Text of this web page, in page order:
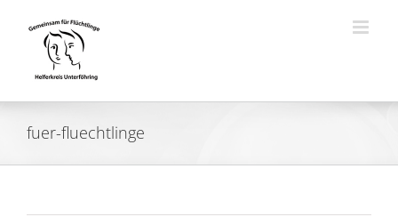
springen
fuer-fluechtlinge